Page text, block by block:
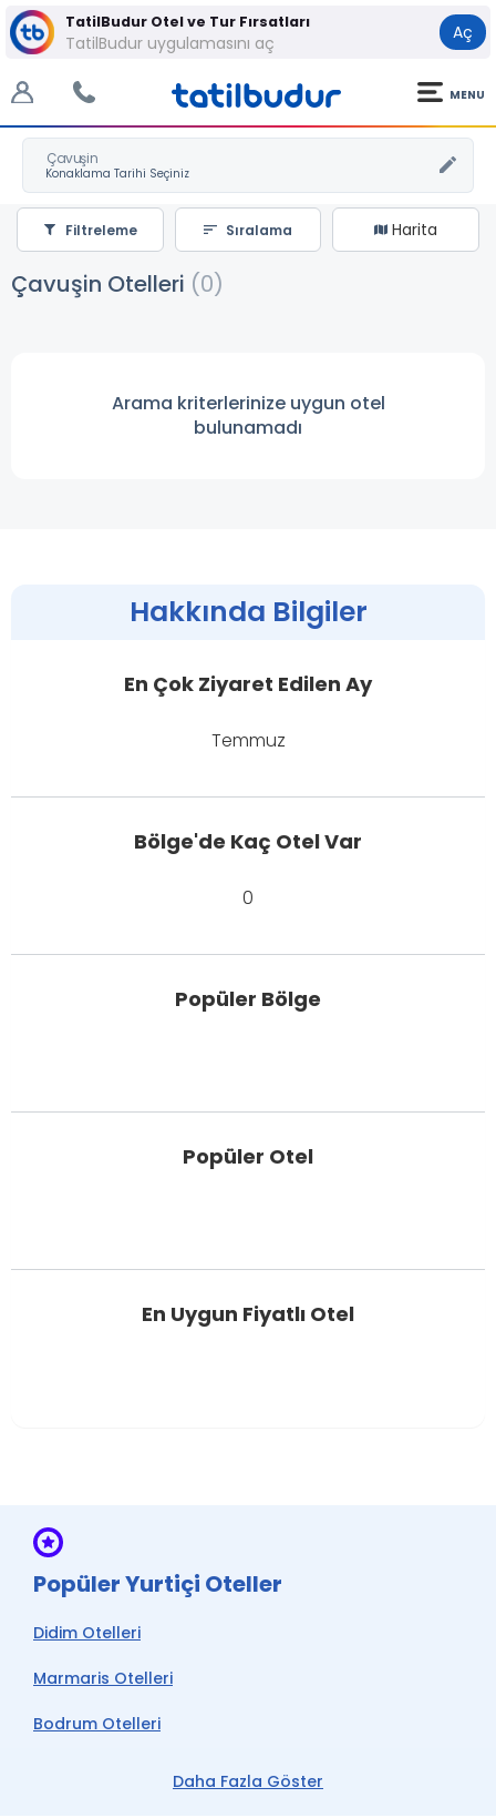
TatilBudur Otel ve Tur Fırsatları
TatilBudur uygulamasını aç Aç
MENU
Çavuşin
Harita
Sıralama
Filtreleme
Çavuşin Otelleri (0)
Arama kriterlerinize uygun otel
bulunamadı
Hakkında Bilgiler
En Çok Ziyaret Edilen Ay
Temmuz
Bölge'de Kaç Otel Var
0
Popüler Bölge
Popüler Otel
En Uygun Fiyatlı Otel
Daha Fazla Göster
Popüler Yurtiçi Oteller
Didim Otelleri
Marmaris Otelleri
Bodrum Otelleri